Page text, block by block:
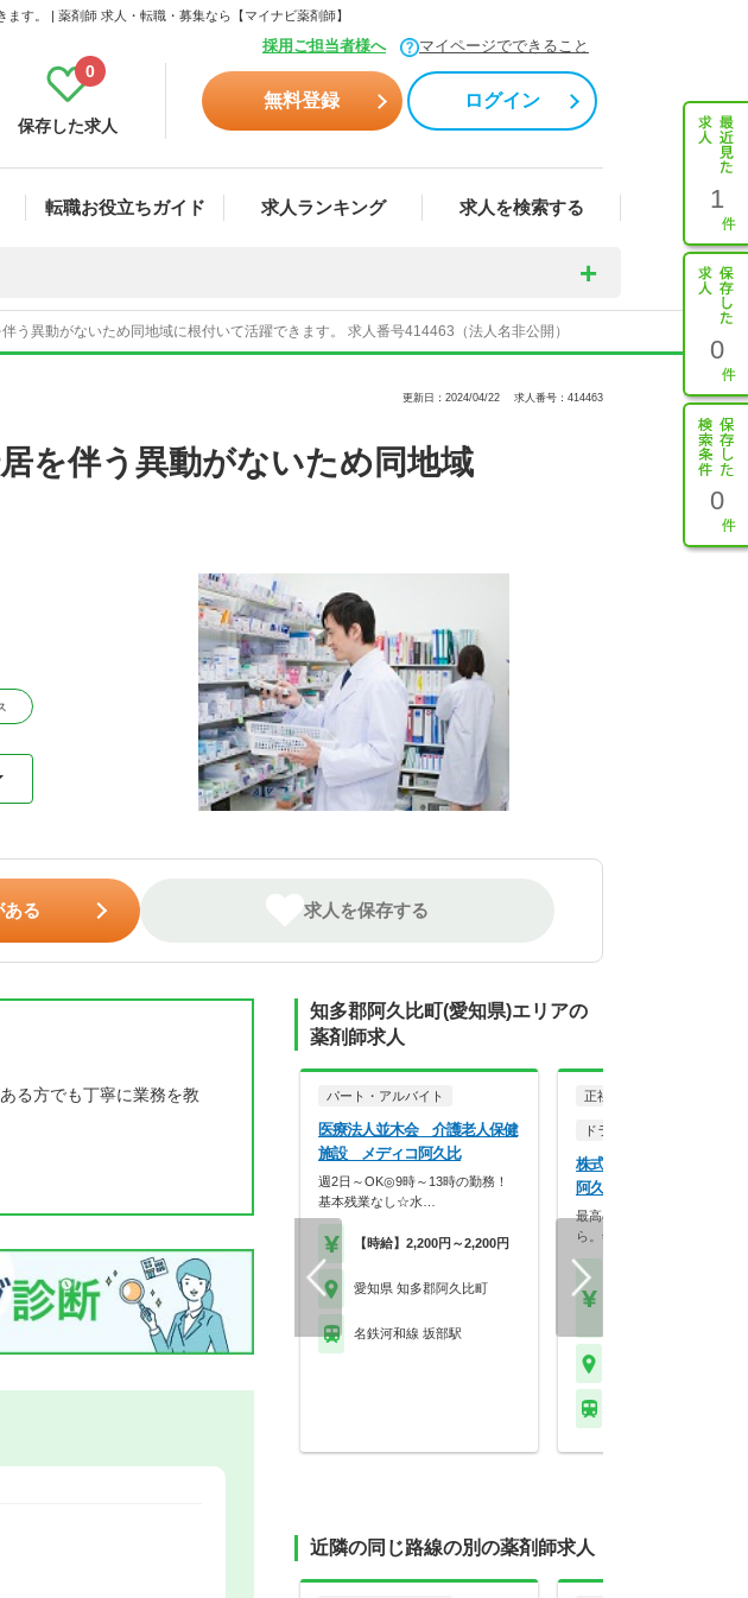
す。 | 薬剤師 求人・転職・募集なら【マイナビ薬剤師】
採用ご担当者様へ マイページでできること
保存した求人
0
無料登録 ログイン
転職お役立ちガイド 求人ランキング 求人を検索する 1
0
0
う異動がないため同地域に根付いて活躍できます。 求人番号414463（法人名非公開）
更新日：2024/04/22 求人番号：414463
を伴う異動がないため同地域
ある 求人を保存する
る方でも丁寧に業務を教
知多郡阿久比町(愛知県)エリアの
薬剤師求人
パート・アルバイト
医療法人並木会 介護老人保健
施設 メディコ阿久比
週2日～OK◎9時～13時の勤務！
基本残業なし☆水…
【時給】2,200円～2,200円
愛知県 知多郡阿久比町
名鉄河和線 坂部駅
正社員
ドラッグストア（調剤併設
株式会社スギ薬局 スギ
阿久比店
最高の服薬指導は、最高の休
ら。年2回の4連休、…
近隣の同じ路線の別の薬剤師求人